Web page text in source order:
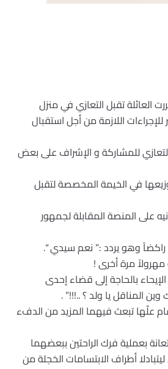
الأقرباء . قررت العائلة تقبل التعازي في منزل
اللازمة من أجل استقبال
للمشاركة و الإشراف على بعض
في الخيمة المخصصة لتقبل
على المنصة المقابلة لجمهور
وهو يردد :” نعم سيدي “.
مرة أخرى !
بالحاجة إلى قضاء إحدى
المناقل يا ولد ؟ ..!!!” .
علّها تبعث فيهما المزيد من الدفء
بعملية فرك الراحتين ببعضهما
أطراف الابتسامات الخجلة من